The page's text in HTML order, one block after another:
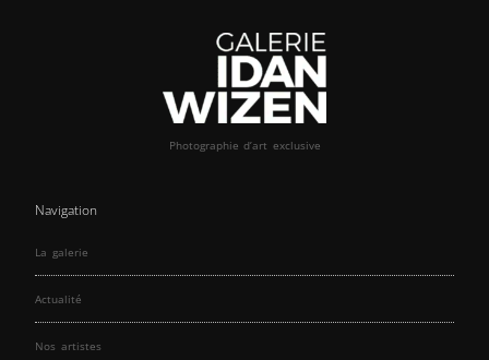
Photographie d’art exclusive
Navigation
La galerie
Actualité
Nos artistes